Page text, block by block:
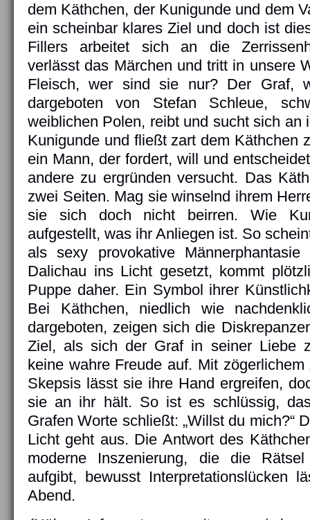
dem Käthchen, der Kunigunde und dem
ein scheinbar klares Ziel und doch ist
Fillers arbeitet sich an die
verlässt das Märchen und tritt in unsere
Fleisch, wer sind sie nur? Der Graf,
dargeboten von Stefan Schleue,
weiblichen Polen, reibt und sucht sich an
Kunigunde und fließt zart dem Käthchen
ein Mann, der fordert, will und
andere zu ergründen versucht. Das
zwei Seiten. Mag sie winselnd ihrem
sie sich doch nicht beirren. Wie
aufgestellt, was ihr Anliegen ist. So
als sexy provokative
Dalichau ins Licht gesetzt, kommt
Puppe daher. Ein Symbol ihrer
Bei Käthchen, niedlich wie
dargeboten, zeigen sich die
Ziel, als sich der Graf in seiner Liebe
keine wahre Freude auf. Mit
Skepsis lässt sie ihre Hand ergreifen,
sie an ihr hält. So ist es schlüssig,
Grafen Worte schließt: „Willst du mich?“
Licht geht aus. Die Antwort des
moderne Inszenierung, die die
aufgibt, bewusst Interpretationslücken
Abend.